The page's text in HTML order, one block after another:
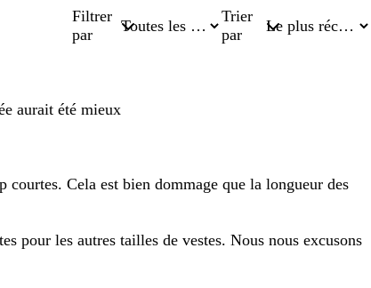
Filtrer
par
Trier
par
aurait été mieux
Cela est bien dommage que la longueur des
pour les autres tailles de vestes. Nous nous excusons